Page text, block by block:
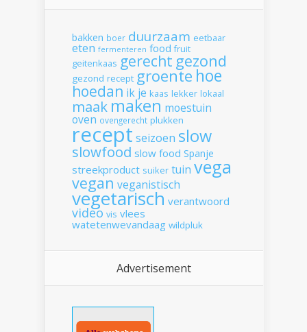
bakken boer duurzaam eetbaar
eten fermenteren food fruit
geitenkaas gerecht gezond
gezond recept groente hoe
hoedan ik je kaas lekker lokaal
maak maken moestuin
oven ovengerecht plukken
recept seizoen slow
slowfood slow food Spanje
streekproduct suiker tuin vega
vegan veganistisch
vegetarisch verantwoord
video vis vlees
watetenwevandaag wildpluk
Advertisement